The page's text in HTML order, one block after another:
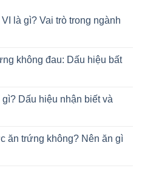
là gì? Vai trò trong ngành
không đau: Dấu hiệu bất
Dấu hiệu nhận biết và
ăn trứng không? Nên ăn gì